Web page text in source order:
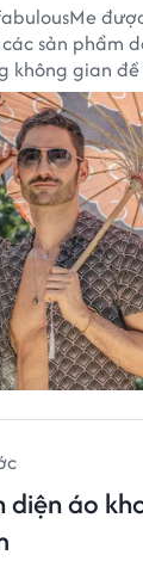
sản phẩm
không gian
quá trình
dòng
giúp
diện trên thị
diện áo